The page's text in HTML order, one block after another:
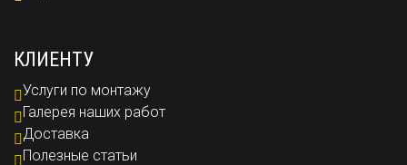
КЛИЕНТУ
Услуги по монтажу
Галерея наших работ
Доставка
Полезные статьи